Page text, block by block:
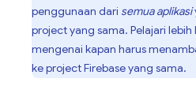
penggunaan dari semua aplikasi
project yang sama. Pelajari lebih
mengenai kapan harus
ke project Firebase yang sama.